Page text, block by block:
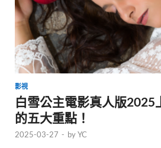
影視
白雪公主電影真人版2025
的五大重點！
2025-03-27 - byYC